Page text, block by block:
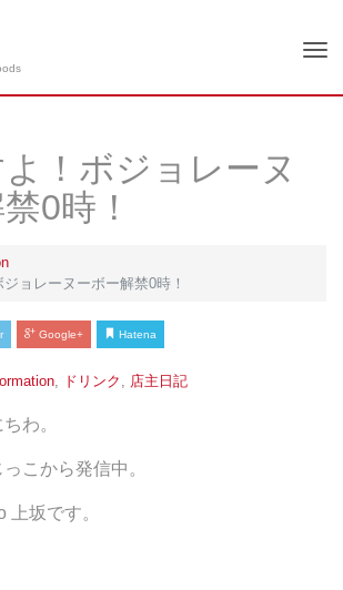
！ボジョレーヌ
0時！
ョレーヌーボー解禁0時！
Google+ Hatena
, ドリンク 店主日記
わ。
こから発信中。
上坂です。